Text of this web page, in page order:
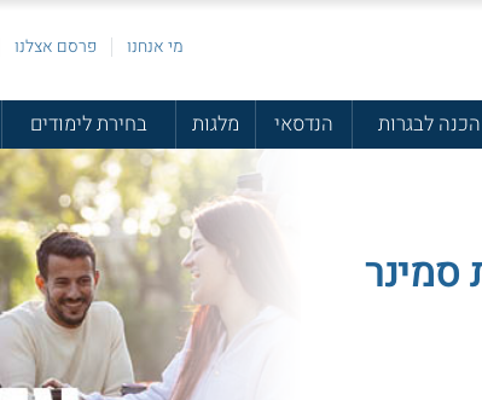
מי אנחנו פרסם אצלנו
הכנה לבגרות הנדסאי מלגות בחירת לימודים